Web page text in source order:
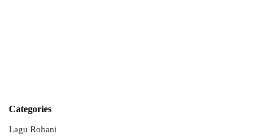
Categories
Lagu Rohani